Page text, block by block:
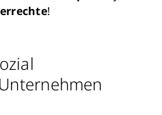
!